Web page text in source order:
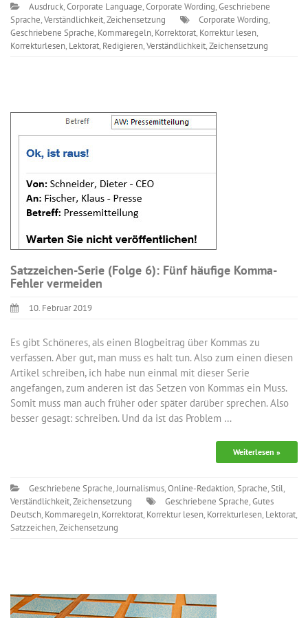
Ausdruck,Corporate Language,Corporate Wording,Geschriebene
Sprache,Verständlichkeit,Zeichensetzung Corporate Wording,
Geschriebene Sprache, Kommaregeln, Korrektorat, Korrektur lesen,
Korrekturlesen, Lektorat, Redigieren,Verständlichkeit,Zeichensetzung
Satzzeichen-Serie (Folge 6): Fünf häufige Komma-
Fehler vermeiden
10. Februar 2019
Es gibt Schöneres, als einen Blogbeitrag über Kommas zu
verfassen. Aber gut, man muss es halt tun. Also zum einen diesen
Artikel schreiben, ich habe nun einmal mit dieser Serie
angefangen, zum anderen ist das Setzen von Kommas ein Muss.
Somit muss man auch früher oder später darüber sprechen. Also
besser gesagt: schreiben. Und da ist das Problem …
Weiterlesen »
Geschriebene Sprache,Journalismus,Online-Redaktion,Sprache,Stil,
Verständlichkeit,Zeichensetzung Geschriebene Sprache,Gutes
Deutsch, Kommaregeln, Korrektorat, Korrektur lesen, Korrekturlesen, Lektorat,
Satzzeichen,Zeichensetzung